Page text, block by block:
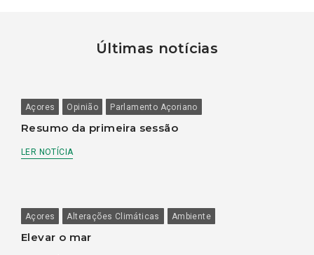
Últimas notícias
Açores Opinião Parlamento Açoriano
Resumo da primeira sessão
LER NOTÍCIA
Açores Alterações Climáticas Ambiente
Elevar o mar